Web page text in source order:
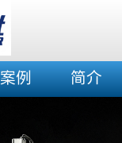
案例 简介